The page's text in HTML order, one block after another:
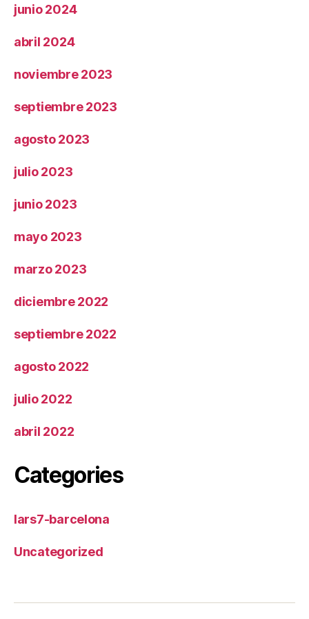
junio 2024
abril 2024
noviembre 2023
septiembre 2023
agosto 2023
julio 2023
junio 2023
mayo 2023
marzo 2023
diciembre 2022
septiembre 2022
agosto 2022
julio 2022
abril 2022
Categories
lars7-barcelona
Uncategorized